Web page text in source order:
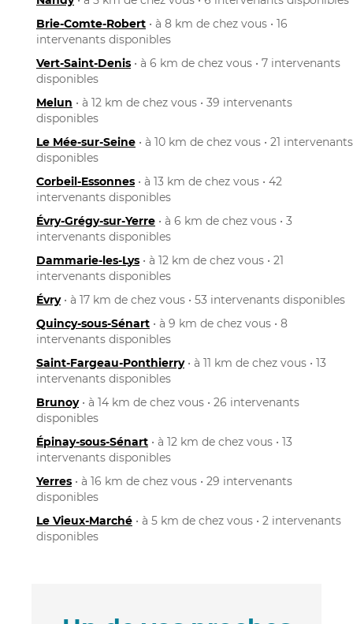
Brie-Comte-Robert • à 8 km de chez vous • 16
intervenants disponibles
Vert-Saint-Denis • à 6 km de chez vous • 7 intervenants
disponibles
Melun • à 12 km de chez vous • 39 intervenants
disponibles
Le Mée-sur-Seine • à 10 km de chez vous • 21 intervenants
disponibles
Corbeil-Essonnes • à 13 km de chez vous • 42
intervenants disponibles
Évry-Grégy-sur-Yerre • à 6 km de chez vous • 3
intervenants disponibles
Dammarie-les-Lys • à 12 km de chez vous • 21
intervenants disponibles
Évry• à 17 km de chez vous • 53 intervenants disponibles
Quincy-sous-Sénart • à 9 km de chez vous • 8
intervenants disponibles
Saint-Fargeau-Ponthierry• à 11 km de chez vous • 13
intervenants disponibles
Brunoy• à 14 km de chez vous • 26 intervenants
disponibles
Épinay-sous-Sénart • à 12 km de chez vous • 13
intervenants disponibles
Yerres • à 16 km de chez vous • 29 intervenants
disponibles
Le Vieux-Marché • à 5 km de chez vous • 2 intervenants
disponibles